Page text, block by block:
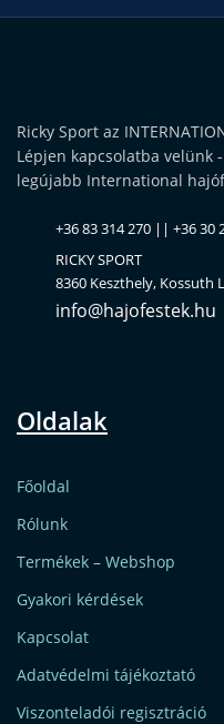
Ricky Sport az
Lépjen kapcsolatba velünk
legújabb International
+36 83 314 270 || +36 30
RICKY SPORT
8360 Keszthely, Kossuth
info@hajofestek.hu
Oldalak
Főoldal
Rólunk
Termékek – Webshop
Gyakori kérdések
Kapcsolat
Adatvédelmi tájékoztató
Viszonteladói regisztráció